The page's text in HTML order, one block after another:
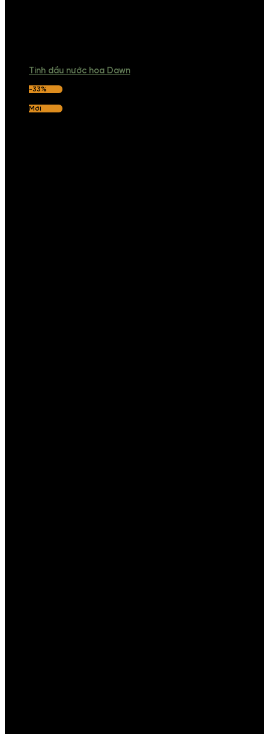
Tinh dầu nước hoa Dawn
-33%
Mới